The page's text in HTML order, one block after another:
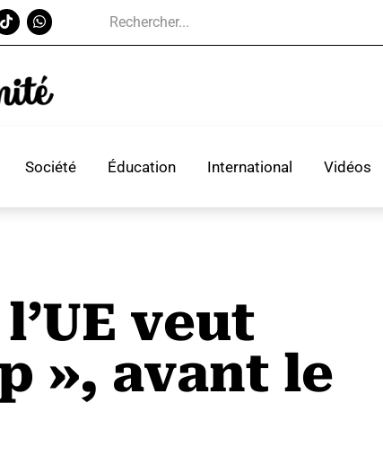
Société Éducation International Vidéos
veut
», avant le